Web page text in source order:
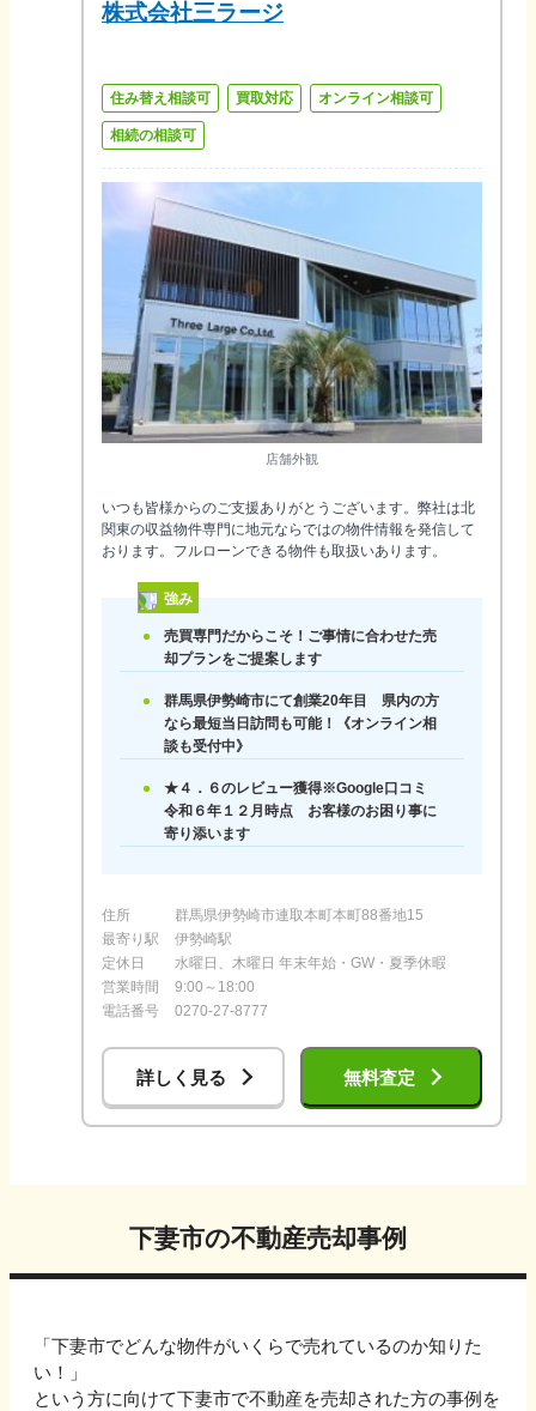
株式会社三ラージ
住み替え相談可 買取対応 オンライン相談可
相続の相談可
店舗外観
いつも皆様からのご支援ありがとうございます。弊社は北
関東の収益物件専門に地元ならではの物件情報を発信して
おります。フルローンできる物件も取扱いあります。
強み
売買専門だからこそ！ご事情に合わせた売
却プランをご提案します
群馬県伊勢崎市にて創業20年目 県内の方
なら最短当日訪問も可能！《オンライン相
談も受付中》
★４．６のレビュー獲得※Google口コミ
令和６年１２月時点 お客様のお困り事に
寄り添います
住所
群馬県伊勢崎市連取本町本町88番地15
最寄り駅
伊勢崎駅
定休日
水曜日、木曜日 年末年始・GW・夏季休暇
営業時間
9:00～18:00
電話番号
0270-27-8777
詳しく見る 無料査定
下妻市の不動産売却事例
「下妻市でどんな物件がいくらで売れているのか知りた
い！」
という方に向けて下妻市で不動産を売却された方の事例を